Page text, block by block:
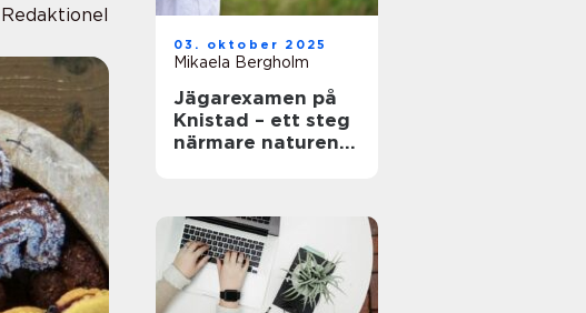
Redaktionel
03. oktober 2025
Mikaela Bergholm
Jägarexamen på
Knistad – ett steg
närmare naturen